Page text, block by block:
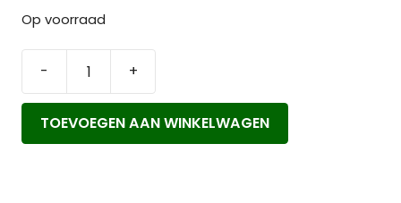
Op voorraad
-
Mountain
Natural
Color
+
TOEVOEGEN AAN WINKELWAGEN